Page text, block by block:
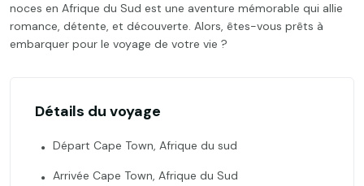
noces en Afrique du Sud est une aventure mémorable qui allie
romance, détente, et découverte. Alors, êtes-vous prêts à
embarquer pour le voyage de votre vie ?
Détails du voyage
Départ Cape Town, Afrique du sud
Arrivée Cape Town, Afrique du Sud